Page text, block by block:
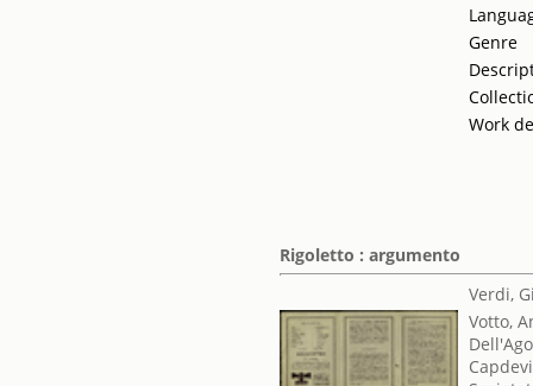
Genre
Work
Rigoletto : argumento
Verdi,
Votto,